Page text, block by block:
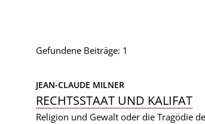
Gefundene Beiträge: 1
JEAN-CLAUDE MILNER
RECHTSSTAAT UND KALIFAT
Religion und Gewalt oder die Tragödie